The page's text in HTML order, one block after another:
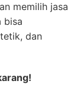
memilih jasa
bisa
dan